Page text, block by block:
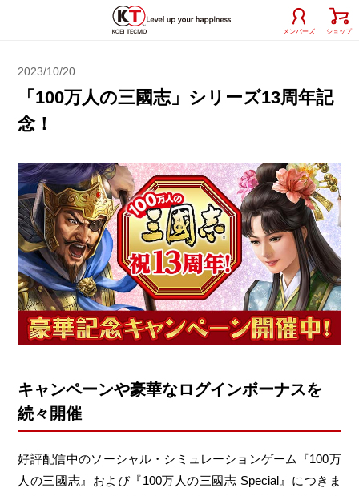
メンバーズ ショップ
2023/10/20
「100万人の三國志」シリーズ13周年記
念！
キャンペーンや豪華なログインボーナスを
続々開催
好評配信中のソーシャル・シミュレーションゲーム『100万
人の三國志』および『100万人の三國志 Special』につきま